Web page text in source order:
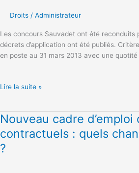
Droits / Administrateur
Les concours Sauvadet ont été reconduits
décrets d’application ont été publiés.
en poste au 31 mars 2013 avec une
Avoir 4
identiques,
obstacles
identiques
!
Lire la suite »
Nouveau cadre d’emploi
contractuels : quels
?
Nouveau
d’emploi
des